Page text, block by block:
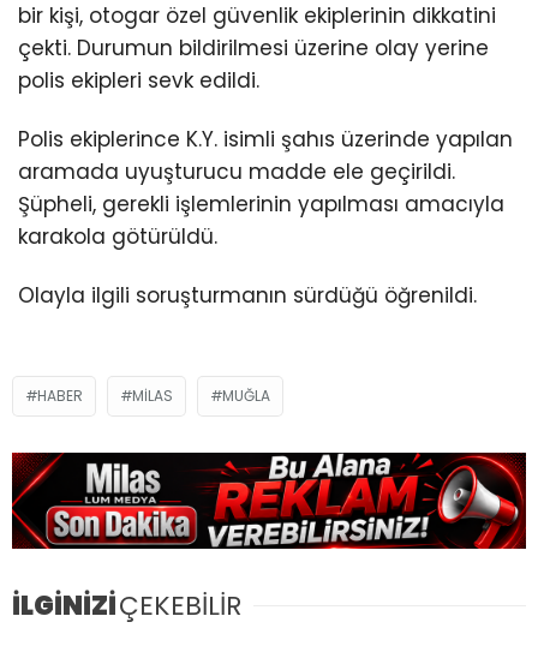
bir kişi, otogar özel güvenlik ekiplerinin dikkatini
çekti. Durumun bildirilmesi üzerine olay yerine
polis ekipleri sevk edildi.
Polis ekiplerince K.Y. isimli şahıs üzerinde yapılan
aramada uyuşturucu madde ele geçirildi.
Şüpheli, gerekli işlemlerinin yapılması amacıyla
karakola götürüldü.
Olayla ilgili soruşturmanın sürdüğü öğrenildi.
HABER MILAS MUĞLA
İLGİNİZİÇEKEBİLİR